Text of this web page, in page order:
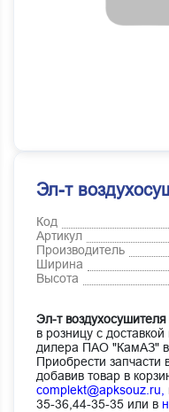
Эл-т
Код
Артикул
Производитель
Ширина
Высота
Эл-т
в розницу с
дилера ПАО "КамАЗ"
Приобрести
добавив товар в
complekt@apksouz.ru,
35-36,44-35-35 или в